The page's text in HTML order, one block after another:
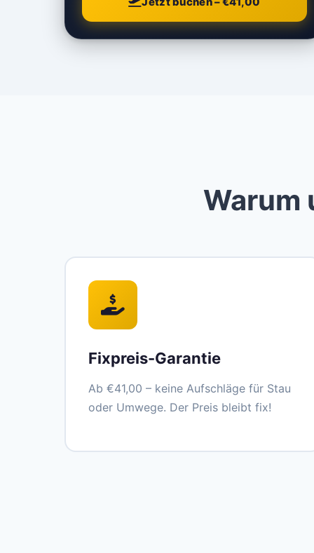
Warum
Fixpreis-Garantie
Ab €41,00 – keine Aufschläge für Stau
oder Umwege. Der Preis bleibt fix!